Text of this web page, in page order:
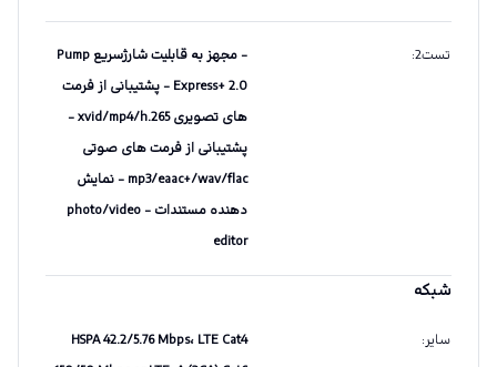
تست2 :
- مجهز به قابلیت شارژسریع Pump
Express+ 2.0 - پشتیبانی از فرمت
های تصویری xvid/mp4/h.265 -
پشتیبانی از فرمت های صوتی
mp3/eaac+/wav/flac - نمایش
دهنده مستندات - photo/video
editor
شبکه
سایر:
HSPA 42.2/5.76 Mbps، LTE Cat4